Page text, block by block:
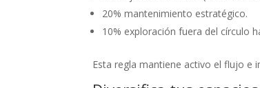
20% mantenimiento estratégico.
10% exploración fuera del círculo
Esta regla mantiene activo el flujo e